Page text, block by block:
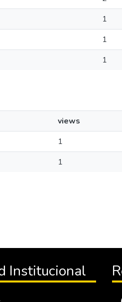
1
1
1
views
1
1
Institucional